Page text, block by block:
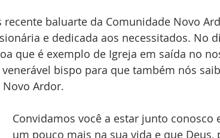
Novo Ardor Novo Ardor em Comunhão
recente baluarte da Comunidade Novo
e dedicada aos necessitados. No
que é exemplo de Igreja em saída no
bispo para que também nós
Ardor.
Convidamos você a estar junto
um pouco mais na sua vida e que Deus,